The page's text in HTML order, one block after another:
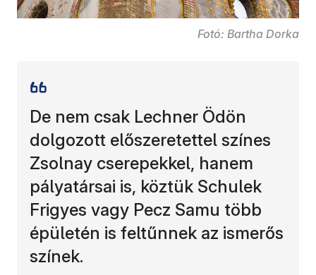
Fotó: Bartha Dorka
De nem csak Lechner Ödön
dolgozott előszeretettel színes
Zsolnay cserepekkel, hanem
pályatársai is, köztük Schulek
Frigyes vagy Pecz Samu több
épületén is feltűnnek az ismerős
színek.